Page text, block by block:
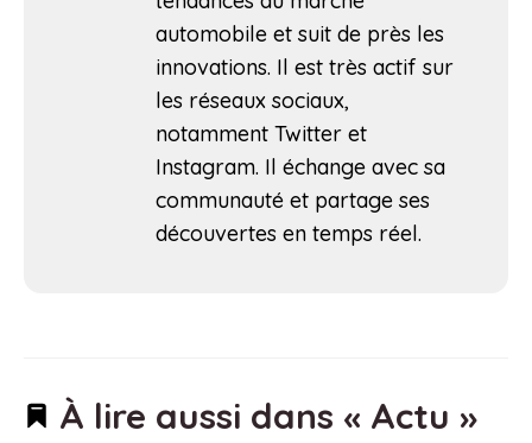
automobile et suit de près les
innovations. Il est très actif sur
les réseaux sociaux,
notamment Twitter et
Instagram. Il échange avec sa
communauté et partage ses
découvertes en temps réel.
À lire aussi dans « Actu »